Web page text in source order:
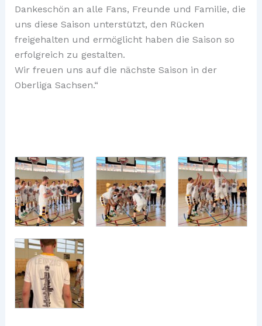
Dankeschön an alle Fans, Freunde und Familie, die
uns diese Saison unterstützt, den Rücken
freigehalten und ermöglicht haben die Saison so
erfolgreich zu gestalten.
Wir freuen uns auf die nächste Saison in der
Oberliga Sachsen.“